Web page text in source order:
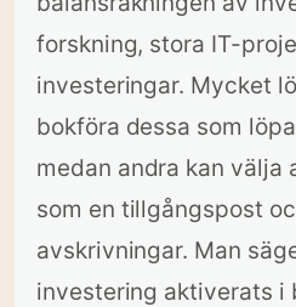
forskning, stora IT-
investeringar. Mycket
bokföra dessa som
medan andra kan välja
som en tillgångspost
avskrivningar. Man
investering aktiverats i